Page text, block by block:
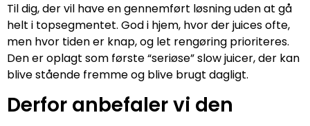
Til dig, der vil have en gennemført løsning uden at gå
helt i topsegmentet. God i hjem, hvor der juices ofte,
men hvor tiden er knap, og let rengøring prioriteres.
Den er oplagt som første “seriøse” slow juicer, der kan
blive stående fremme og blive brugt dagligt.
Derfor anbefaler vi den